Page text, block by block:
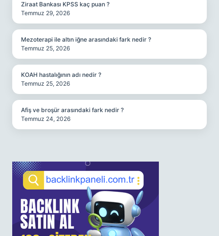
Ziraat Bankası KPSS kaç puan ?
Temmuz 29, 2026
Mezoterapi ile altın iğne arasındaki fark nedir ?
Temmuz 25, 2026
KOAH hastalığının adı nedir ?
Temmuz 25, 2026
Afiş ve broşür arasındaki fark nedir ?
Temmuz 24, 2026